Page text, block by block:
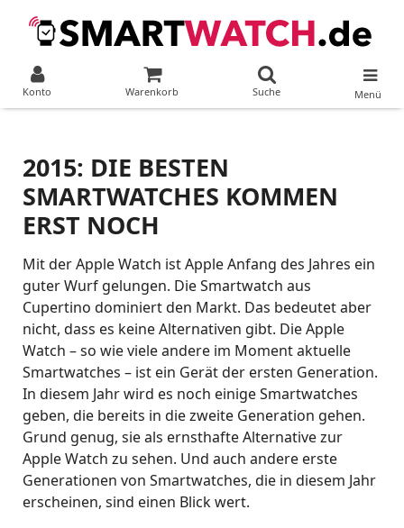
Konto Warenkorb Suche Menü
2015: DIE BESTEN
SMARTWATCHES KOMMEN
ERST NOCH
Mit der Apple Watch ist Apple Anfang des Jahres ein
guter Wurf gelungen. Die Smartwatch aus
Cupertino dominiert den Markt. Das bedeutet aber
nicht, dass es keine Alternativen gibt. Die Apple
Watch – so wie viele andere im Moment aktuelle
Smartwatches – ist ein Gerät der ersten Generation.
In diesem Jahr wird es noch einige Smartwatches
geben, die bereits in die zweite Generation gehen.
Grund genug, sie als ernsthafte Alternative zur
Apple Watch zu sehen. Und auch andere erste
Generationen von Smartwatches, die in diesem Jahr
erscheinen, sind einen Blick wert.